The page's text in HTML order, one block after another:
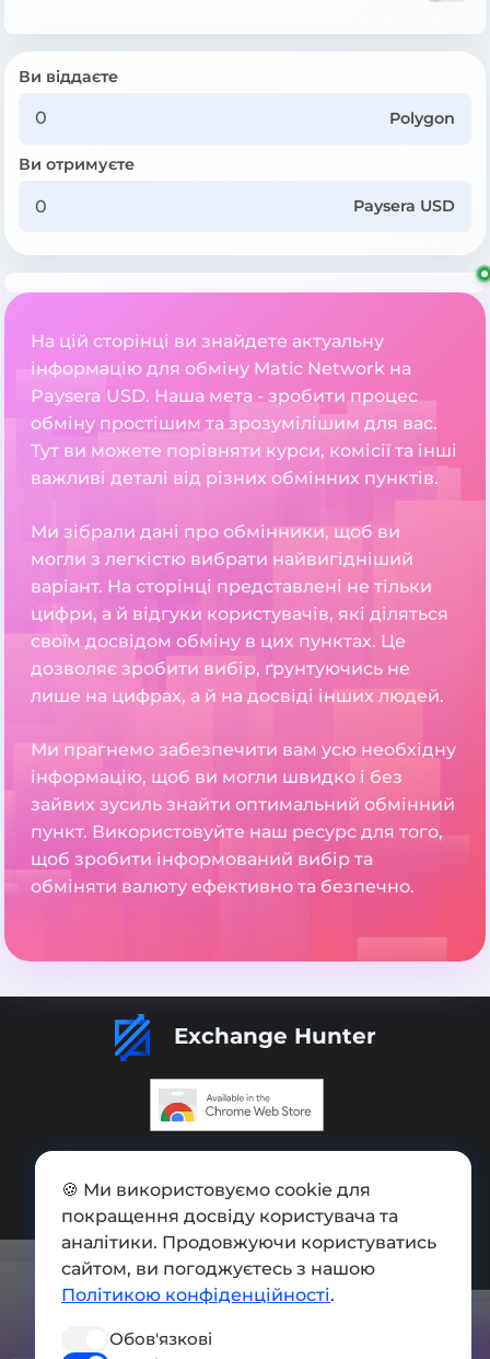
Ви віддаєте
Polygon
Ви отримуєте
Paysera USD
На цій сторінці ви знайдете актуальну
інформацію для обміну Matic Network на
Paysera USD. Наша мета - зробити процес
обміну простішим та зрозумілішим для вас.
Тут ви можете порівняти курси, комісії та інші
важливі деталі від різних обмінних пунктів.
Ми зібрали дані про обмінники, щоб ви
могли з легкістю вибрати найвигідніший
варіант. На сторінці представлені не тільки
цифри, а й відгуки користувачів, які діляться
своїм досвідом обміну в цих пунктах. Це
дозволяє зробити вибір, ґрунтуючись не
лише на цифрах, а й на досвіді інших людей.
Ми прагнемо забезпечити вам усю необхідну
інформацію, щоб ви могли швидко і без
зайвих зусиль знайти оптимальний обмінний
пункт. Використовуйте наш ресурс для того,
щоб зробити інформований вибір та
обміняти валюту ефективно та безпечно.
Exchange Hunter
Мапа сайту
Press kit
Умови використання
🍪 Ми використовуємо cookie для
покращення досвіду користувача та
аналітики. Продовжуючи користуватись
сайтом, ви погоджуєтесь з нашою
Політикою конфіденційності.
Обов'язкові